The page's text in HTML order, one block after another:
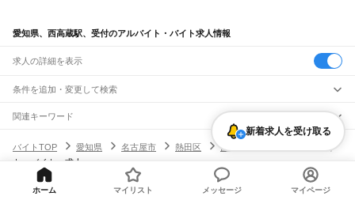
愛知県、西高蔵駅、受付のアルバイト・バイト求人情報
求人の詳細を表示
条件を追加・変更して検索
市区町村を追加・変更
愛知県すべて
名古屋市すべて
千種区
中村区 熱田区
守山区
緑区
駅を追加・変更
JR中央本線(名古屋～塩尻)
名古屋駅
千種駅千種駅 大曽根駅 新守山駅
春日井駅
職種を追加・変更
飲食・フードサービス
特徴を追加・変更
関連キーワード
現在地周辺 ガチャガチャ犬カフェ
バイトTOP
愛知県 名古屋市 熱田区 西高蔵駅
受付のアルバイ
ト・バイト・求人
新着求人を受け取る
ホーム マイリスト メッセージ マイページ